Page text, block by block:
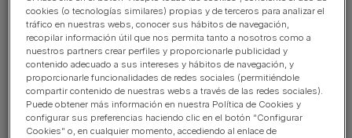
INGREDIENTES
Ir a la sección >
cookies (o tecnologías similares) propias y de terceros para analizar el
tráfico en nuestras webs, conocer sus hábitos de navegación,
recopilar información útil que nos permita tanto a nosotros como a
nuestros partners crear perfiles y proporcionarle publicidad y
contenido adecuado a sus intereses y hábitos de navegación, y
proporcionarle funcionalidades de redes sociales (permitiéndole
compartir contenido de nuestras webs a través de las redes sociales).
Puede obtener más información en nuestra Política de Cookies y
configurar sus preferencias haciendo clic en el botón “Configurar
Cookies” o, en cualquier momento, accediendo al enlace de